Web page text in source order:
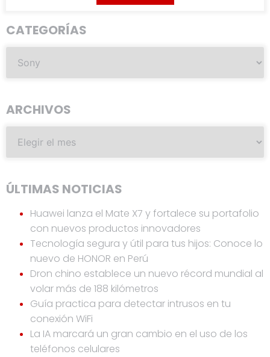
CATEGORÍAS
ARCHIVOS
ÚLTIMAS NOTICIAS
Huawei lanza el Mate X7 y fortalece su portafolio
con nuevos productos innovadores
Tecnología segura y útil para tus hijos: Conoce lo
nuevo de HONOR en Perú
Dron chino establece un nuevo récord mundial al
volar más de 188 kilómetros
Guía practica para detectar intrusos en tu
conexión WiFi
La IA marcará un gran cambio en el uso de los
teléfonos celulares